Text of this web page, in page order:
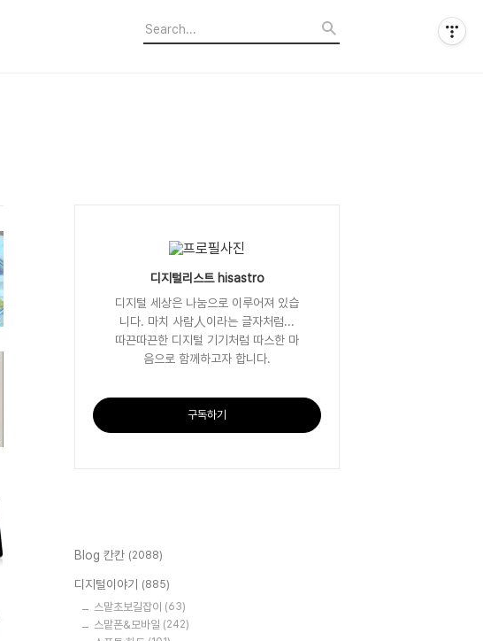
디지털리스트 hisastro
디지털 세상은 나눔으로 이루어져 있습
니다. 마치 사람人이라는 글자처럼...
따끈따끈한 디지털 기기처럼 따스한 마
음으로 함께하고자 합니다.
구독하기
Blog 칸칸 (2088)
디지털이야기 (885)
스맡초보길잡이 (63)
스맡폰&모바일 (242)